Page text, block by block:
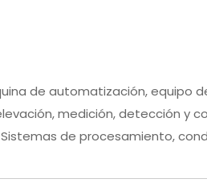
de automatización, equipo
medición, detección y
de procesamiento,